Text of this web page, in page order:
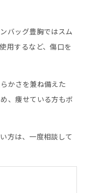
バッグ豊胸ではスム
用するなど、傷口を
かさを兼ね備えた
、痩せている方もボ
方は、一度相談して